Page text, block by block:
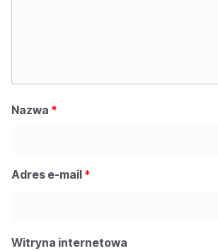
Nazwa *
Adres e-mail *
Witryna internetowa